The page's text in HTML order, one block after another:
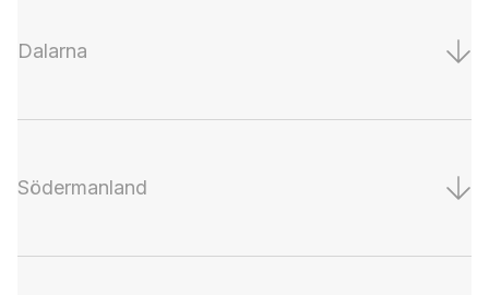
Dalarna
Södermanland